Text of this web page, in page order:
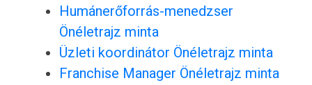
Humánerőforrás-menedzser
Önéletrajz minta
Üzleti koordinátor Önéletrajz minta
Franchise Manager Önéletrajz minta